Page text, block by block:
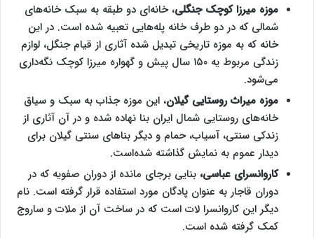
موزه میرزا کوچک جنگلی، خانه‌ای دو طبقه به سبک خانه‌های
شمالی که در دو طرف خانه پله‌هایی تعبیه شده است. در این
خانه که به موزه تاریخی تبدیل شده آثاری از قیام جنگل، لوازم
زندگی مربوط یه ۱۵۰ سال پیش و گهواره میرزا کوچک نگه‌‌داری
می‌شود.
موزه میراث روستایی گیلان، این موزه جذاب به سبک و سیاق
خانه‌های روستایی شمال ایران بنا نهاده شده و در آن آثاری از
زندکی سنتی، آسیاب، حمام و دیگر بناهای سنتی گیلان برای
دیدار عموم به نمایش گذاشته شده‌است‌.
کاروانسرای عباسی، بنایی برجای مانده از دوران صفویه که در
دوران قاجار به عنوان پادگان مورد استفاده قرار گرفته است. نام
دیگر این کاروانسرا لات است که در ساخت آن از ملات و ساروج
کمک گرفته شده است‌.